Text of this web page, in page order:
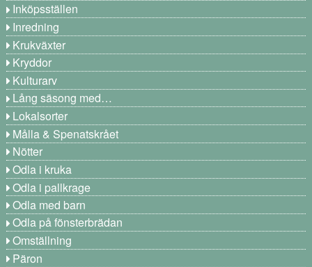
Inköpsställen
Inredning
Krukväxter
Kryddor
Kulturarv
Lång säsong med…
Lokalsorter
Målla & Spenatskrået
Nötter
Odla i kruka
Odla i pallkrage
Odla med barn
Odla på fönsterbrädan
Omställning
Päron